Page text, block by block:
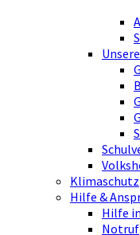
Klimaschutz
Hilfe &
Hilfe
Notruf